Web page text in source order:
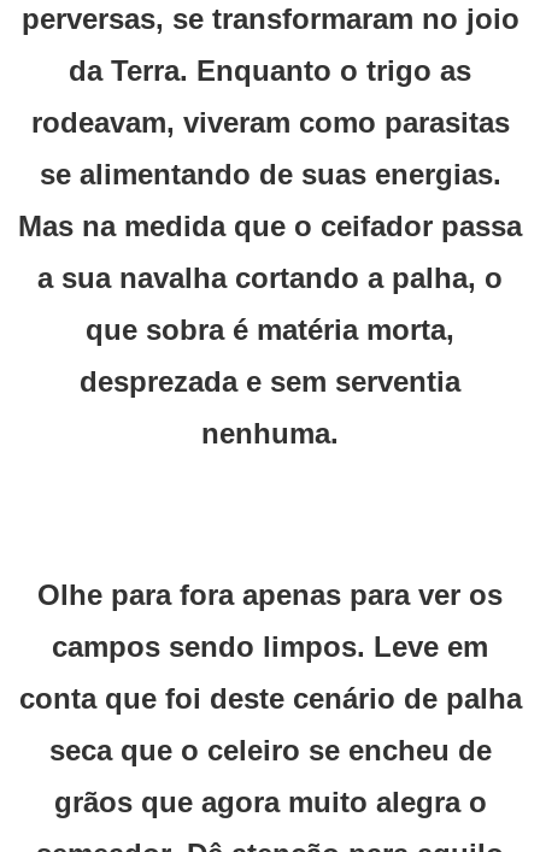
perversas, se transformaram no joio
da Terra. Enquanto o trigo as
rodeavam, viveram como parasitas
se alimentando de suas energias.
Mas na medida que o ceifador passa
a sua navalha cortando a palha, o
que sobra é matéria morta,
desprezada e sem serventia
nenhuma.
Olhe para fora apenas para ver os
campos sendo limpos. Leve em
conta que foi deste cenário de palha
seca que o celeiro se encheu de
grãos que agora muito alegra o